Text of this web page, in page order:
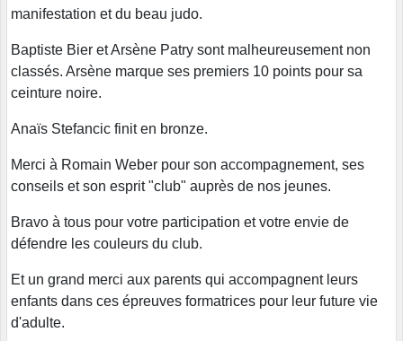
manifestation et du beau judo.
Baptiste Bier et Arsène Patry sont malheureusement non
classés. Arsène marque ses premiers 10 points pour sa
ceinture noire.
Anaïs Stefancic finit en bronze.
Merci à Romain Weber pour son accompagnement, ses
conseils et son esprit "club" auprès de nos jeunes.
Bravo à tous pour votre participation et votre envie de
défendre les couleurs du club.
Et un grand merci aux parents qui accompagnent leurs
enfants dans ces épreuves formatrices pour leur future vie
d'adulte.